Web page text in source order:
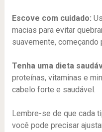
Escove com cuidado:
macias para evitar
suavemente,
Tenha uma dieta
proteínas, vitaminas e
cabelo forte e saudável.
Lembre-se de que cada
você pode precisar